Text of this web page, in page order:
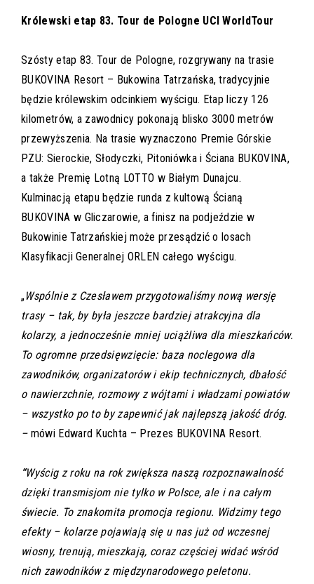
Królewski etap 83. Tour de Pologne UCI WorldTour
Szósty etap 83. Tour de Pologne, rozgrywany na trasie
BUKOVINA Resort – Bukowina Tatrzańska, tradycyjnie
będzie królewskim odcinkiem wyścigu. Etap liczy 126
kilometrów, a zawodnicy pokonają blisko 3000 metrów
przewyższenia. Na trasie wyznaczono Premie Górskie
PZU: Sierockie, Słodyczki, Pitoniówka i Ściana BUKOVINA,
a także Premię Lotną LOTTO w Białym Dunajcu.
Kulminacją etapu będzie runda z kultową Ścianą
BUKOVINA w Gliczarowie, a finisz na podjeździe w
Bukowinie Tatrzańskiej może przesądzić o losach
Klasyfikacji Generalnej ORLEN całego wyścigu.
„Wspólnie z Czesławem przygotowaliśmy nową wersję
trasy – tak, by była jeszcze bardziej atrakcyjna dla
kolarzy, a jednocześnie mniej uciążliwa dla mieszkańców.
To ogromne przedsięwzięcie: baza noclegowa dla
zawodników, organizatorów i ekip technicznych, dbałość
o nawierzchnie, rozmowy z wójtami i władzami powiatów
– wszystko po to by zapewnić jak najlepszą jakość dróg.
– mówi Edward Kuchta – Prezes BUKOVINA Resort.
“Wyścig z roku na rok zwiększa naszą rozpoznawalność
dzięki transmisjom nie tylko w Polsce, ale i na całym
świecie. To znakomita promocja regionu. Widzimy tego
efekty – kolarze pojawiają się u nas już od wczesnej
wiosny, trenują, mieszkają, coraz częściej widać wśród
nich zawodników z międzynarodowego peletonu.